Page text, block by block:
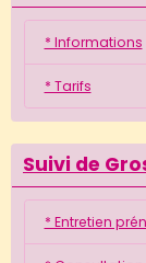
* Informations
* Tarifs
Suivi de
* Entretien